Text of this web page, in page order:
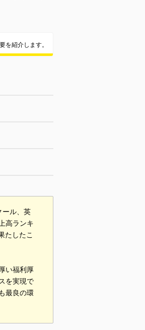
紹介します。
ール、英
高ランキ
たしたこ
い福利厚
を実現で
最良の環